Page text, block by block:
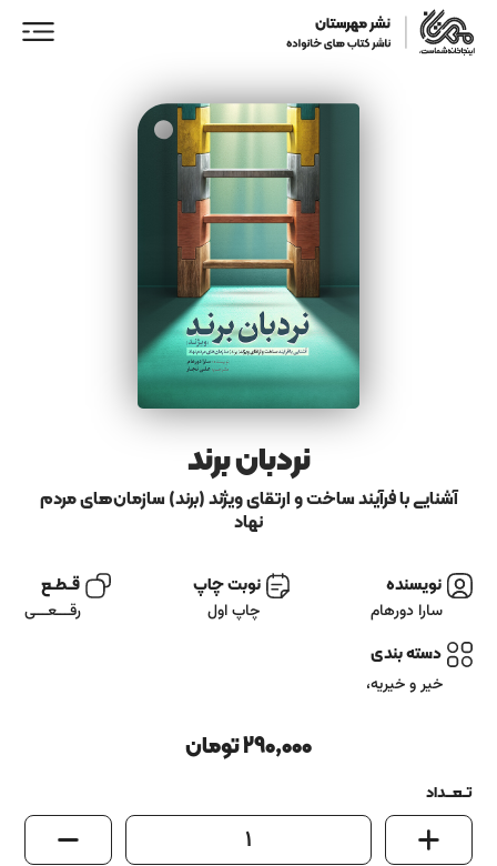
ورود/ عضویت
خانه
فروشگاه
نمایندگان فروش
همکاری با ما
آشنایی باما
نردبان برند
آشنایی با فرآیند ساخت و ارتقای ویژند (برند) سازمان‌های مردم
نهاد
نویسنده
سارا دورهام
نوبت چاپ
چاپ اول
قــطــع
رقـــعـــی
دسته بندی
خیر و خیریه،
290,000تومان
تــعـــداد
1